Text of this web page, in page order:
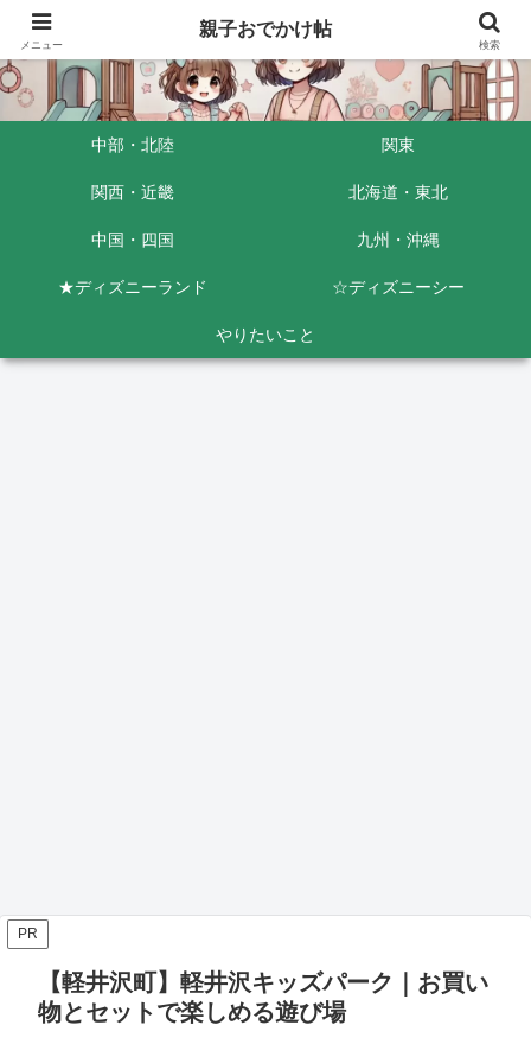
中部・北陸 関東
関西・近畿 北海道・東北
中国・四国 九州・沖縄
★ディズニーランド ☆ディズニーシー
やりたいこと
PR
【軽井沢町】軽井沢キッズパーク｜お買い
物とセットで楽しめる遊び場
メニュー
親子おでかけ帖
検索